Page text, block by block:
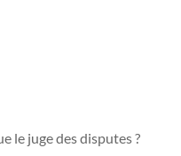
le juge des disputes ?